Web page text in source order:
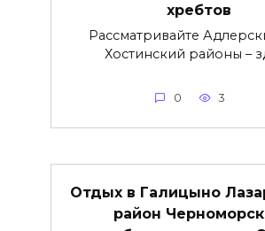
хребтов
Рассматривайте
Хостинский районы –
0 3
Отдых в Галицыно
район